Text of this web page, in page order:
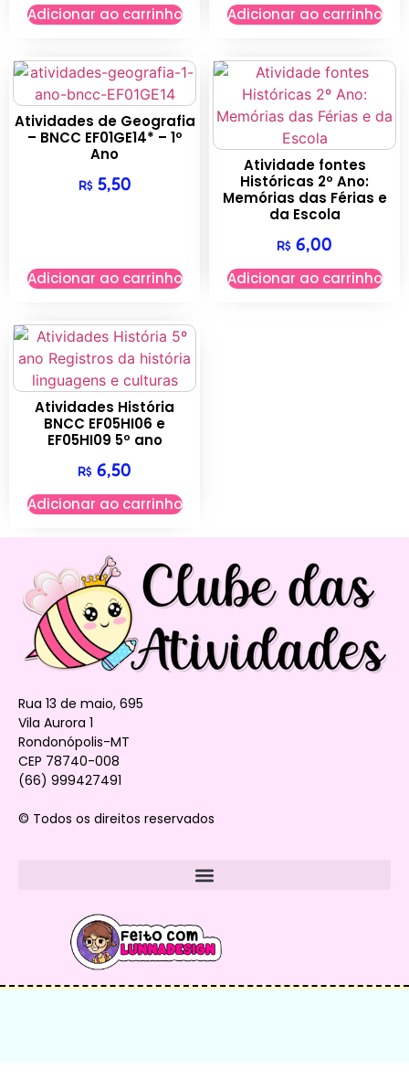
Adicionar ao carrinho Adicionar ao carrinho
Atividades de Geografia
– BNCC EF01GE14* – 1º
Ano
R$5,50
Adicionar ao carrinho
Atividade fontes
Históricas 2º Ano:
Memórias das Férias e
da Escola
R$ 6,00
Adicionar ao carrinho
Atividades História
BNCC EF05HI06 e
EF05HI09 5º ano
R$ 6,50
Adicionar ao carrinho
Rua 13 de maio, 695
Vila Aurora 1
Rondonópolis-MT
CEP 78740-008
(66) 999427491
© Todos os direitos reservados